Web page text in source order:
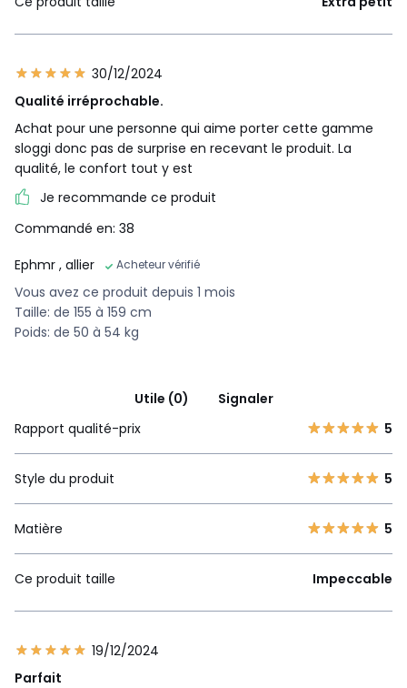
30/12/2024
Qualité irréprochable.
Achat pour une personne qui aime porter cette gamme
sloggi donc pas de surprise en recevant le produit. La
qualité, le confort tout y est
Je recommande ce produit
Commandé en: 38
Ephmr , allier Acheteur vérifié
Vous avez ce produit depuis 1 mois
Taille: de 155 à 159 cm
Poids: de 50 à 54 kg
Utile (0)
Signaler
Rapport qualité-prix
5
Style du produit 5
Matière 5
Ce produit taille Impeccable
19/12/2024
Parfait